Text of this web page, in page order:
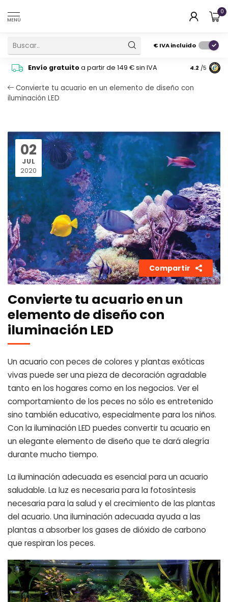
MENÚ
0
€IVA incluido
Envío gratuitoa partir de 149 € sin IVA Pide
4.2 /5
Convierte tu acuario en un elemento de diseño con
iluminación LED
02
JUL
2020
Compartir
Convierte tu acuario en un
elemento de diseño con
iluminación LED
Un acuario con peces de colores y plantas exóticas
vivas puede ser una pieza de decoración agradable
tanto en los hogares como en los negocios. Ver el
comportamiento de los peces no sólo es entretenido
sino también educativo, especialmente para los niños.
Con la iluminación LED puedes convertir tu acuario en
un elegante elemento de diseño que te dará alegría
durante mucho tiempo.
La iluminación adecuada es esencial para un acuario
saludable. La luz es necesaria para la fotosíntesis
necesaria para la salud y el crecimiento de las plantas
del acuario. Una iluminación adecuada ayuda a las
plantas a absorber los gases de dióxido de carbono
que respiran los peces.